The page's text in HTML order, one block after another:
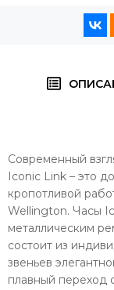
Современный
Iconic Link – это
кропотливой
Wellington. Часы
металлическим
состоит из
звеньев
плавный переход